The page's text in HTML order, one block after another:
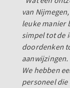
van
leuke manier
simpel tot de
doordenken
We hebben
personeel